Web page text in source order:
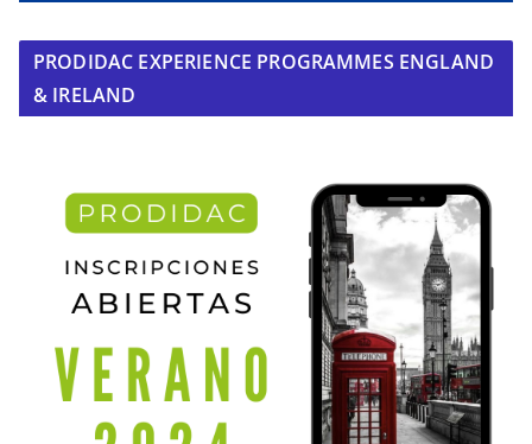
PRODIDAC EXPERIENCE PROGRAMMES ENGLAND
& IRELAND